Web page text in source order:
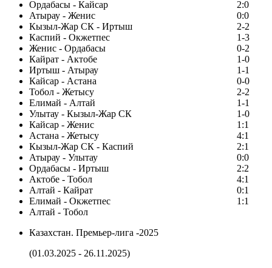
Ордабасы - Кайсар
2:0
Атырау - Женис
0:0
Кызыл-Жар СК - Иртыш
2-2
Каспий - Окжетпес
1-3
Женис - Ордабасы
0-2
Кайрат - Актобе
1-0
Иртыш - Атырау
1-1
Кайсар - Астана
0-0
Тобол - Жетысу
2-2
Елимай - Алтай
1-1
Улытау - Кызыл-Жар СК
1-0
Кайсар - Женис
1:1
Астана - Жетысу
4:1
Кызыл-Жар СК - Каспий
2:1
Атырау - Улытау
0:0
Ордабасы - Иртыш
2:2
Актобе - Тобол
4:1
Алтай - Кайрат
0:1
Елимай - Окжетпес
1:1
Алтай - Тобол
Казахстан. Премьер-лига -2025
(01.03.2025 - 26.11.2025)